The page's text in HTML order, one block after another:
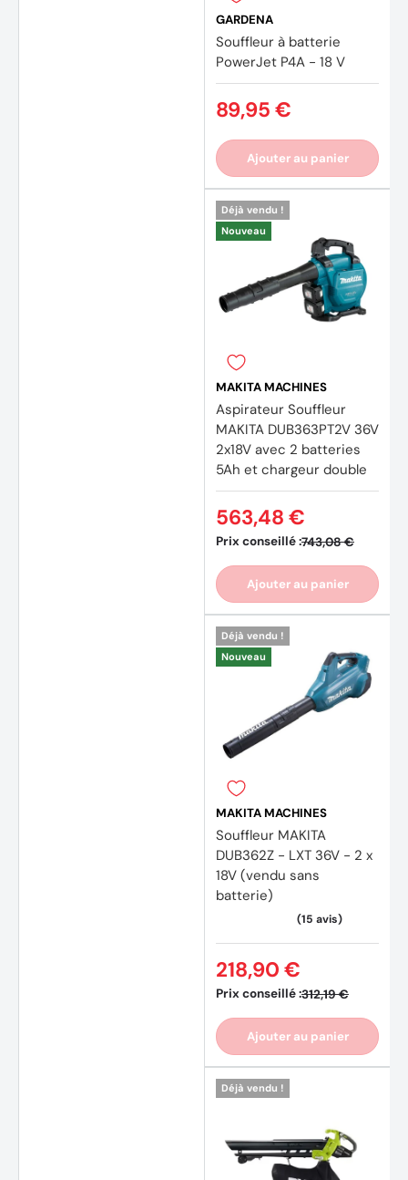
(1
GARDENA
Souffleur à batterie
PowerJet P4A - 18 V
89,95 €
Ajouter au panier
Déjà vendu !
Nouveau
MAKITA MACHINES
Aspirateur Souffleur
MAKITA DUB363PT2V 36V
2x18V avec 2 batteries
5Ah et chargeur double
Prix conseillé :743,08 €
563,48 €
Ajouter au panier
Déjà vendu !
Nouveau
MAKITA MACHINES
Souffleur MAKITA
DUB362Z - LXT 36V - 2 x
18V (vendu sans
batterie)
Prix conseillé :312,19 €
218,90 €
Ajouter au panier
Déjà vendu !